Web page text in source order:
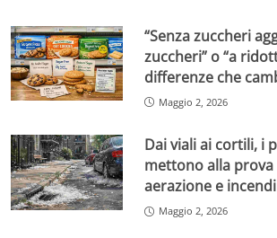
“Senza zuccheri
zuccheri” o “a
differenze che
Maggio 2, 2026
Dai viali ai cortili, i
mettono alla
aerazione e incendi
Maggio 2, 2026